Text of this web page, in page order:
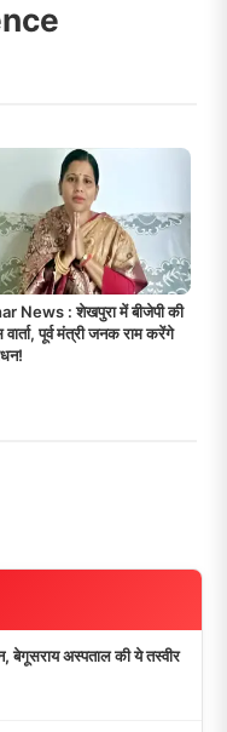
News : शेखपुरा में बीजेपी की
पूर्व मंत्री जनक राम करेंगे
बेगूसराय अस्पताल की ये तस्वीर